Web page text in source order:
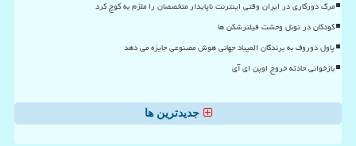
مرگ دورکاری در ایران وقتی اینترنت ناپایدار متخصصان را ملزم به کوچ کرد
کودکان در تونل وحشت فیلترشکن ها
پاول دوروف به برندگان المپیاد جهانی هوش مصنوعی جایزه می دهد
بازخوانی حادثه خروج اوپن ای آی
جدیدترین ها